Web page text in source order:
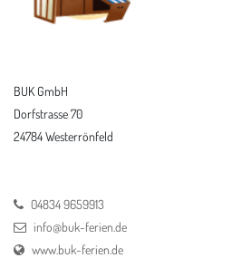
BUK GmbH
Dorfstrasse 70
24784 Westerrönfeld
04834 9659913
info@buk-ferien.de
www.buk-ferien.de